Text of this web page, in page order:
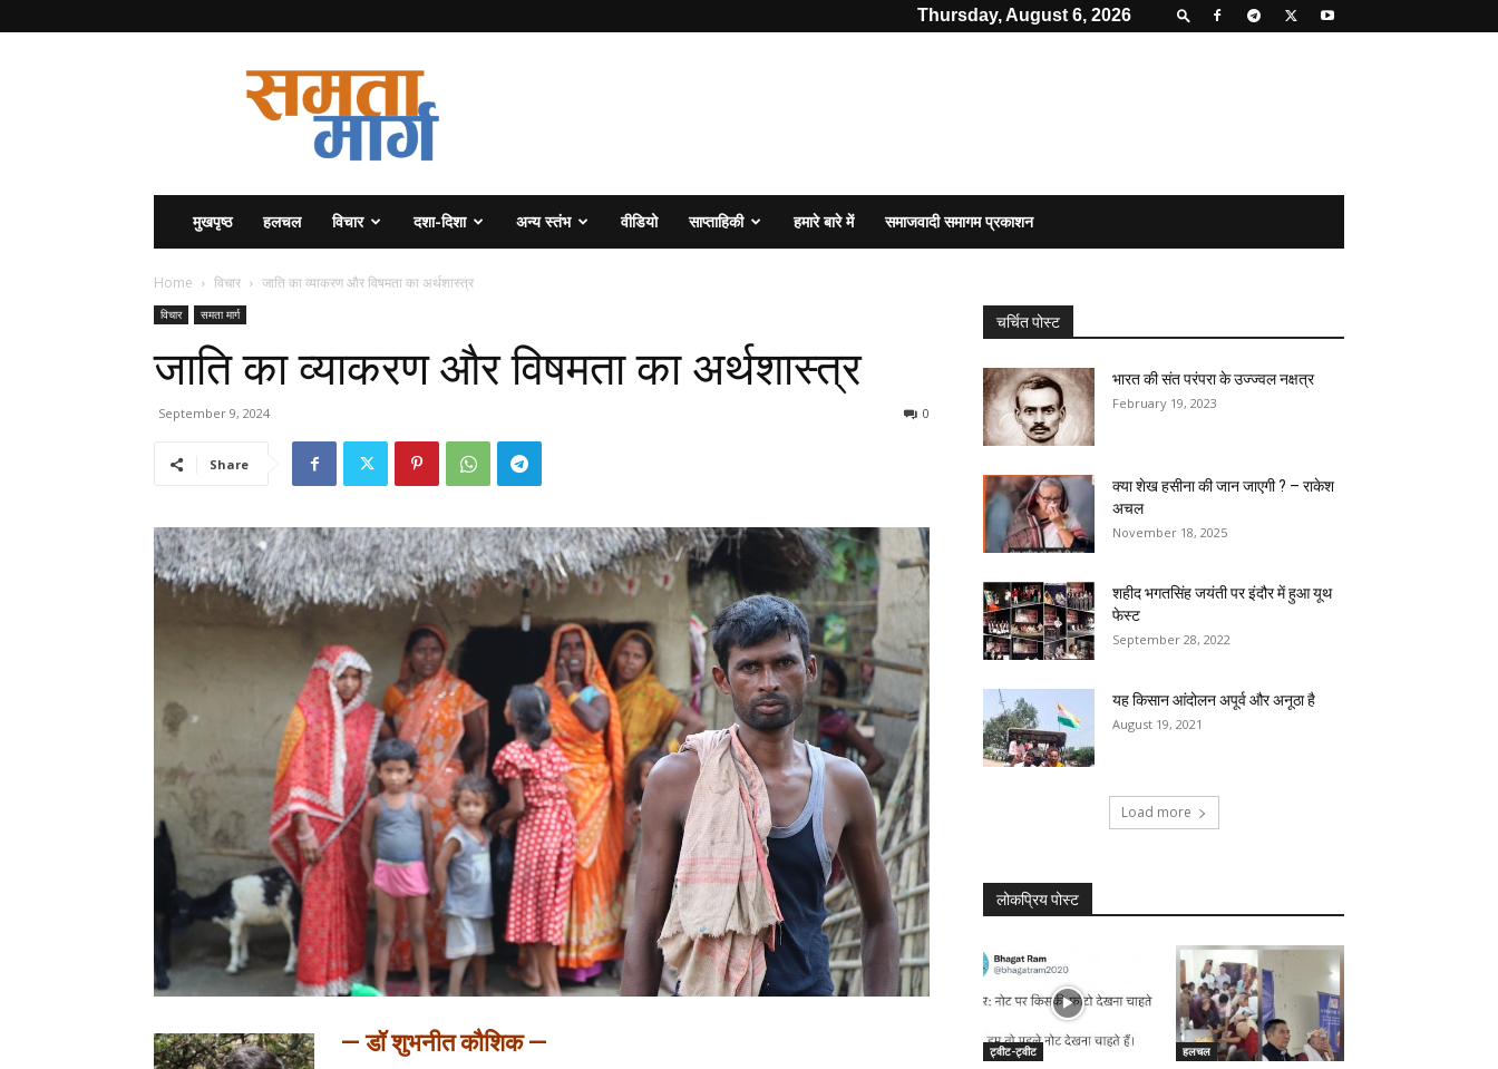
Thursday, August 6, 2026
मुखपृष्ठ हलचल विचार दशा-दिशा अन्य स्तंभ वीडियो साप्ताहिकी हमारे बारे में समाजवादी समागम प्रकाशन
Home विचार जाति का व्याकरण और विषमता का अर्थशास्त्र
विचार समता मार्ग
जाति का व्याकरण और विषमता का अर्थशास्त्र
September 9, 2024 0
Share
— डॉ शुभनीत कौशिक —
चर्चित पोस्ट
भारत की संत परंपरा के उज्ज्वल नक्षत्र
February 19, 2023
क्या शेख हसीना की जान जाएगी ? – राकेश
अचल
November 18, 2025
शहीद भगतसिंह जयंती पर इंदौर में हुआ यूथ
फेस्ट
September 28, 2022
यह किसान आंदोलन अपूर्व और अनूठा है
August 19, 2021
Load more
लोकप्रिय पोस्ट
ट्वीट-ट्वीट हलचल